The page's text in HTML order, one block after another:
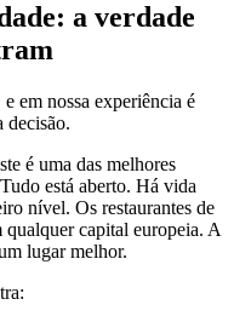
a verdade
em nossa experiência é
decisão.
é uma das melhores
está aberto. Há vida
nível. Os restaurantes de
capital europeia. A
lugar melhor.